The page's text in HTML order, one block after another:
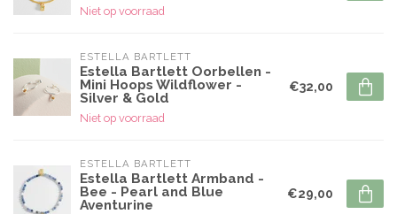
Niet op voorraad
ESTELLA BARTLETT
Estella Bartlett Oorbellen -
Mini Hoops Wildflower -
Silver & Gold
Niet op voorraad
€32,00
ESTELLA BARTLETT
Estella Bartlett Armband -
Bee - Pearl and Blue
Aventurine
€29,00